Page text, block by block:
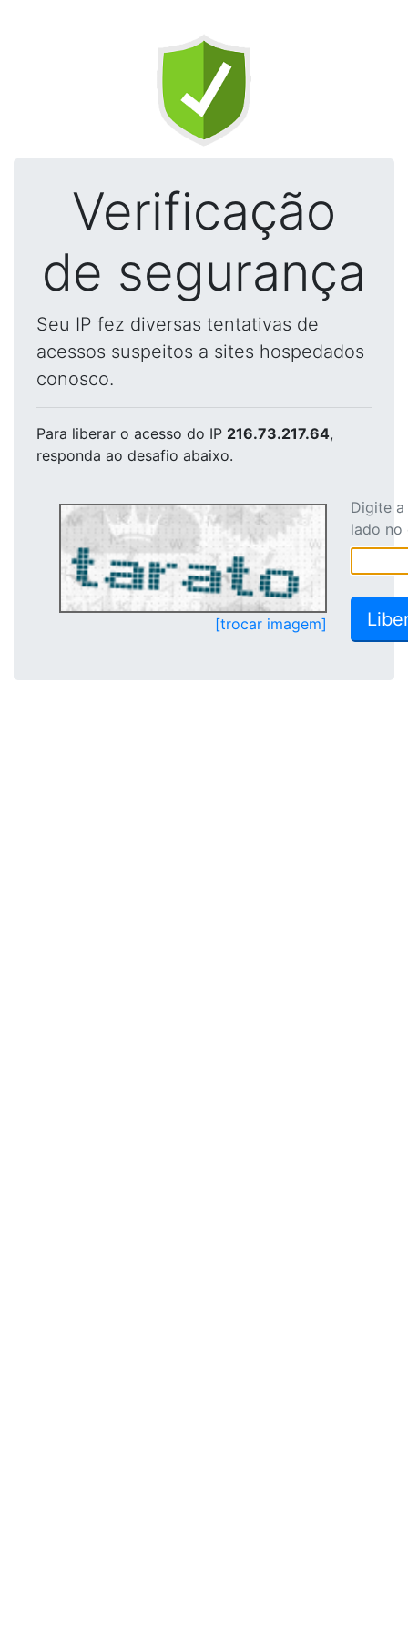
Verificação
de segurança
Seu IP fez diversas tentativas de
acessos suspeitos a sites hospedados
conosco.
Para liberar o acesso do IP 216.73.217.64,
responda ao desafio abaixo.
[trocar imagem]
Digite
lado no